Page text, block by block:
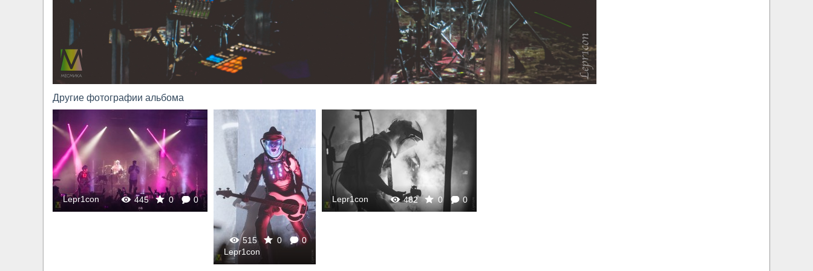
Другие фотографии альбома
445 0 0
Lepr1con
515 0
0
Lepr1con
482 0 0
Lepr1con